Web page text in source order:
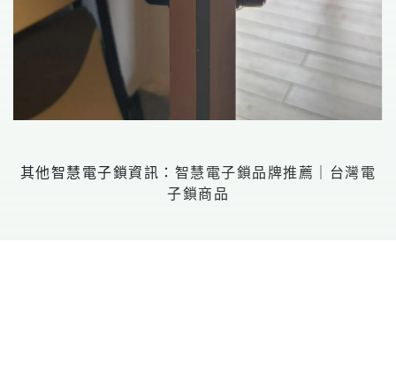
其他智慧電子鎖資訊： 智慧電子鎖品牌推薦
台灣電
子鎖商品